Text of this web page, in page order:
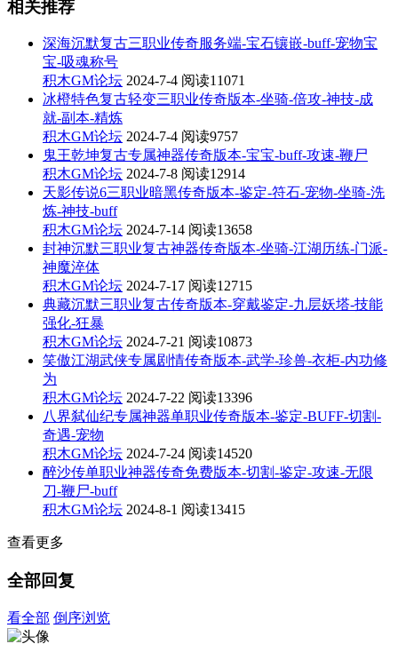
相关推荐
深海沉默复古三职业传奇服务端-宝石镶嵌-buff-宠物宝
宝-吸魂称号
积木GM论坛 2024-7-4 阅读11071
冰橙特色复古轻变三职业传奇版本-坐骑-倍攻-神技-成
就-副本-精炼
积木GM论坛 2024-7-4 阅读9757
鬼王乾坤复古专属神器传奇版本-宝宝-buff-攻速-鞭尸
积木GM论坛 2024-7-8 阅读12914
天影传说6三职业暗黑传奇版本-鉴定-符石-宠物-坐骑-洗
炼-神技-buff
积木GM论坛 2024-7-14 阅读13658
封神沉默三职业复古神器传奇版本-坐骑-江湖历练-门派-
神魔淬体
积木GM论坛 2024-7-17 阅读12715
典藏沉默三职业复古传奇版本-穿戴鉴定-九层妖塔-技能
强化-狂暴
积木GM论坛 2024-7-21 阅读10873
笑傲江湖武侠专属剧情传奇版本-武学-珍兽-衣柜-内功修
为
积木GM论坛 2024-7-22 阅读13396
八界弑仙纪专属神器单职业传奇版本-鉴定-BUFF-切割-
奇遇-宠物
积木GM论坛 2024-7-24 阅读14520
醉沙传单职业神器传奇免费版本-切割-鉴定-攻速-无限
刀-鞭尸-buff
积木GM论坛 2024-8-1 阅读13415
查看更多
全部回复
看全部 倒序浏览